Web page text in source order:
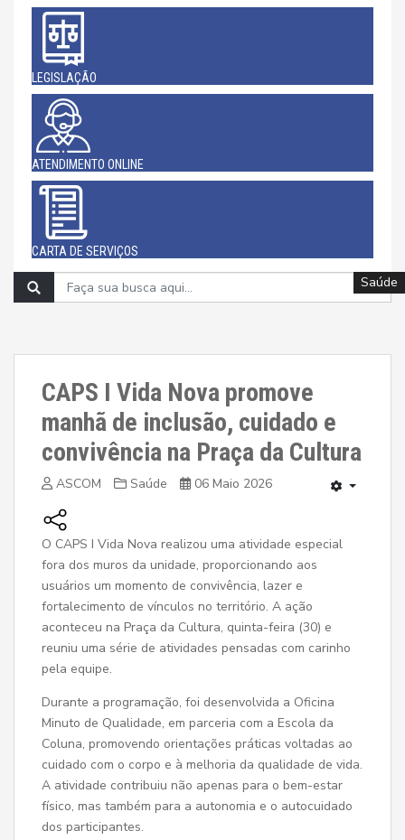
LEGISLAÇÃO
ATENDIMENTO ONLINE
CARTA DE SERVIÇOS
CAPS I Vida Nova promove
manhã de inclusão, cuidado e
convivência na Praça da Cultura
ASCOM Saúde 06 Maio 2026
O CAPS I Vida Nova realizou uma atividade especial
fora dos muros da unidade, proporcionando aos
usuários um momento de convivência, lazer e
fortalecimento de vínculos no território. A ação
aconteceu na Praça da Cultura, quinta-feira (30) e
reuniu uma série de atividades pensadas com carinho
pela equipe.
Durante a programação, foi desenvolvida a Oficina
Minuto de Qualidade, em parceria com a Escola da
Coluna, promovendo orientações práticas voltadas ao
cuidado com o corpo e à melhoria da qualidade de vida.
A atividade contribuiu não apenas para o bem-estar
físico, mas também para a autonomia e o autocuidado
dos participantes.
Saúde
Saúde
Saúde
Saúde
Saúde
Saúde
Saúde
Saúde
Saúde